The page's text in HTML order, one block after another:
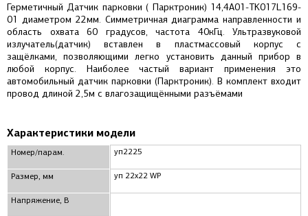
Герметичный Датчик парковки ( Парктроник) 14,4A01-TK017L169-
01 диаметром 22мм. Симметричная диаграмма направленности и
область охвата 60 градусов, частота 40кГц. Ультразвуковой
излучатель(датчик) вставлен в пластмассовый корпус с
защёлками, позволяющими легко установить данный прибор в
любой корпус. Наиболее частый вариант применения это
автомобильный датчик парковки (Парктроник). В комплект входит
провод длиной 2,5м с влагозащищёнными разъёмами
Характеристики модели
Номер/парам.
Размер, мм
Напряжение, В
уп2225
уп 22x22 WP